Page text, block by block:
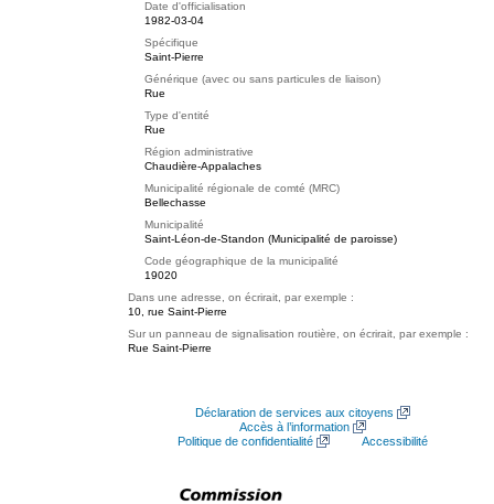
Date d'officialisation
1982-03-04
Spécifique
Saint-Pierre
Générique (avec ou sans particules de liaison)
Rue
Type d'entité
Rue
Région administrative
Chaudière-Appalaches
Municipalité régionale de comté (MRC)
Bellechasse
Municipalité
Saint-Léon-de-Standon (Municipalité de paroisse)
Code géographique de la municipalité
19020
Dans une adresse, on écrirait, par exemple :
10, rue Saint-Pierre
Sur un panneau de signalisation routière, on écrirait, par exemple :
Rue Saint-Pierre
Déclaration de services aux citoyens
Accès à l’information
Politique de confidentialité
Accessibilité